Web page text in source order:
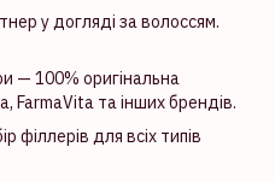
у догляді за волоссям.
— 100% оригінальна
FarmaVita та інших брендів.
філлерів для всіх типів